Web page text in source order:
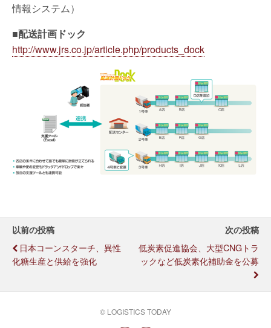
情報システム）
■配送計画ドック
http://www.jrs.co.jp/article.php/products_dock
以前の投稿
日本コーンスターチ、異性
化糖生産と供給を強化
次の投稿
低炭素促進協会、大型CNGトラ
ックなど低炭素化補助金を公募
© LOGISTICS TODAY